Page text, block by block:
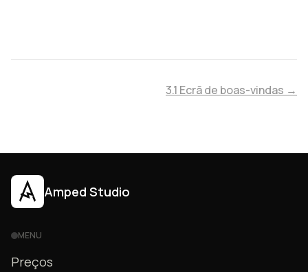
3.1 Ecrã de boas-vindas →
Amped Studio
MENU
Preços